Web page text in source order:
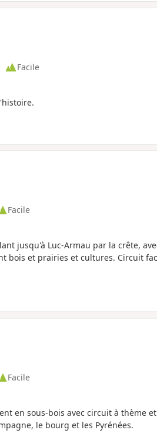
Facile
Facile
jusqu'à Luc-Armau par la crête,
bois et prairies et cultures. Circuit
Facile
en sous-bois avec circuit à thème et
le bourg et les Pyrénées.